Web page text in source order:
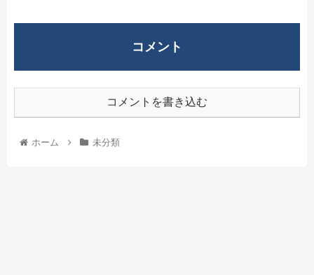
コメント
コメントを書き込む
ホーム 未分類